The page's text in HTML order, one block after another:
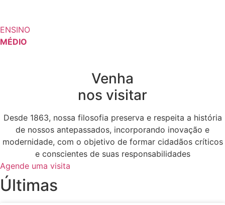
ENSINO
MÉDIO
Venha
nos visitar
Desde 1863, nossa filosofia preserva e respeita a história
de nossos antepassados, incorporando inovação e
modernidade, com o objetivo de formar cidadãos críticos
e conscientes de suas responsabilidades
Agende uma visita
Últimas